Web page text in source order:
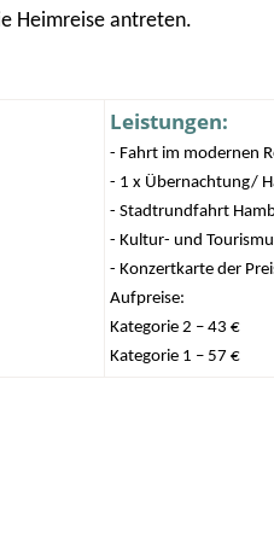
Heimreise antreten.
Leistungen:
- Fahrt im modernen
- 1 x Übernachtung/
- Stadtrundfahrt
- Kultur- und
- Konzertkarte der
Aufpreise:
Kategorie 2 – 43 €
Kategorie 1 – 57 €